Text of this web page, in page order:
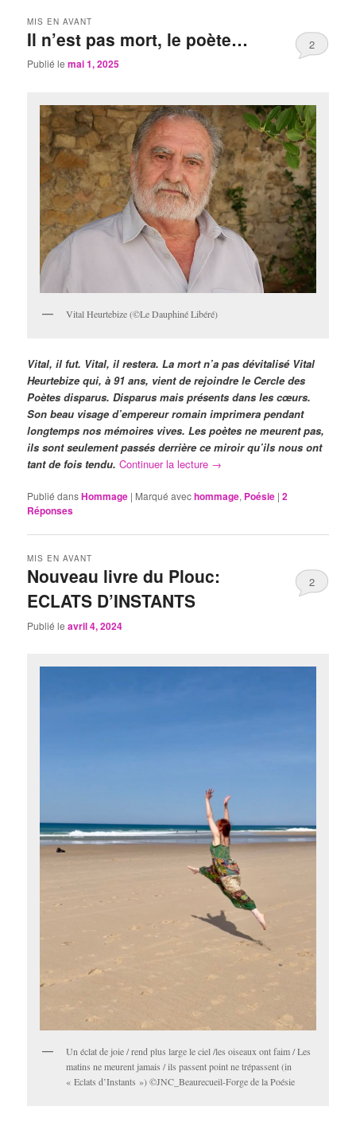
Il n’est pas mort, le poète…
MIS EN AVANT
Publié lemai 1, 2025
2
Vital Heurtebize (©Le Dauphiné Libéré)
Vital, il fut. Vital, il restera. La mort n’a pas dévitalisé Vital
Heurtebize qui, à 91 ans, vient de rejoindre le Cercle des
Poètes disparus. Disparus mais présents dans les cœurs.
Son beau visage d’empereur romain imprimera pendant
longtemps nos mémoires vives. Les poètes ne meurent pas,
ils sont seulement passés derrière ce miroir qu’ils nous ont
tant de fois tendu. Continuer la lecture →
Publié dansHommage | Marqué avechommage, Poésie |2
Réponses
Nouveau livre du Plouc:
ECLATS D’INSTANTS
MIS EN AVANT
Publié leavril 4, 2024
2
Un éclat de joie / rend plus large le ciel /les oiseaux ont faim / Les
matins ne meurent jamais / ils passent point ne trépassent (in
« Eclats d’Instants ») ©JNC_Beaurecueil-Forge de la Poésie